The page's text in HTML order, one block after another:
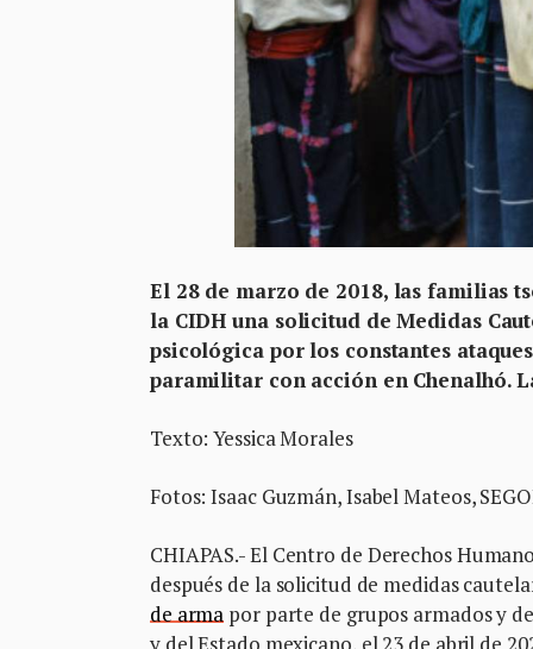
El 28 de marzo de 2018, las familias
la CIDH una solicitud de Medidas
psicológica por los constantes
paramilitar con acción en Chenalhó.
Texto: Yessica Morales
Fotos: Isaac Guzmán, Isabel Mateos,
CHIAPAS.- El Centro de Derechos
después de la solicitud de medidas
de arma por parte de grupos armados y